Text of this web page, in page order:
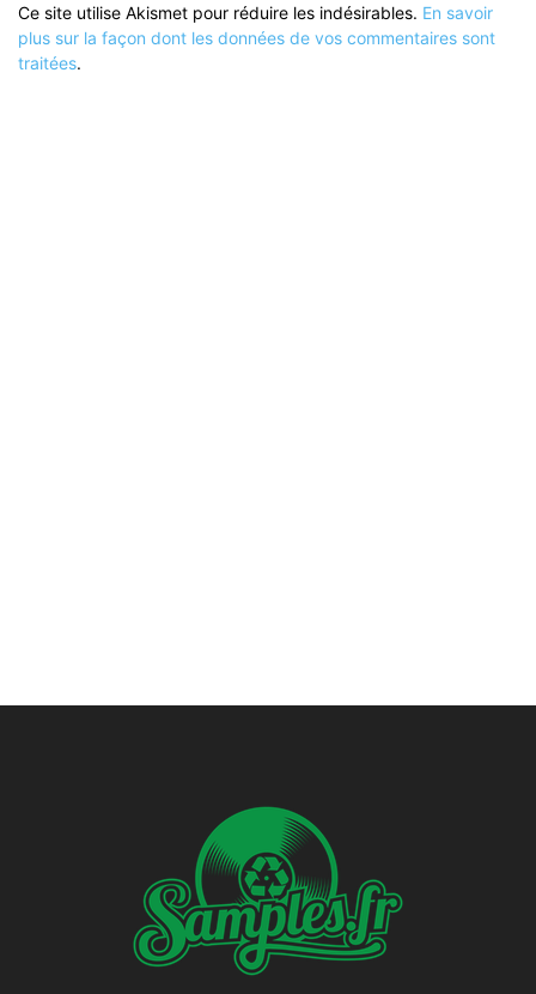
Ce site utilise Akismet pour réduire les indésirables. En savoir
plus sur la façon dont les données de vos commentaires sont
traitées.